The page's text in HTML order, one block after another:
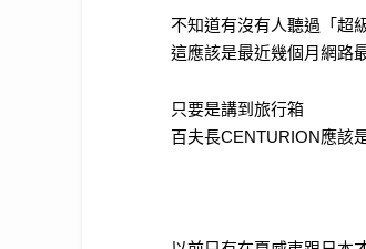
不知道有沒有人聽過「超
這應該是最近幾個月網路
只要是講到旅行箱
百夫長CENTURION應該